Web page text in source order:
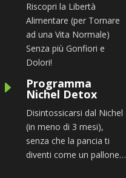
Riscopri la Libertà
Alimentare (per Tornare
ad una Vita Normale)
Senza più Gonfiori e
Dolori!
E Programma
Nichel Detox
Disintossicarsi dal Nichel
(in meno di 3 mesi),
senza che la pancia ti
diventi come un pallone…